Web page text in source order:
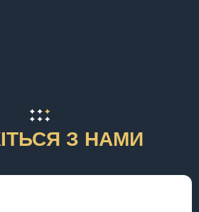
З НАМИ